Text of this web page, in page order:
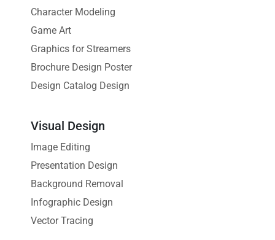
Character Modeling
Game Art
Graphics for Streamers
Brochure Design Poster
Design Catalog Design
Visual Design
Image Editing
Presentation Design
Background Removal
Infographic Design
Vector Tracing